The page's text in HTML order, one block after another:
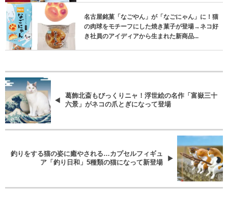
名古屋銘菓「なごやん」が「なごにゃん」に！猫
の肉球をモチーフにした焼き菓子が登場→ネコ好
き社員のアイディアから生まれた新商品...
葛飾北斎もびっくりニャ！浮世絵の名作「富嶽三十
六景」がネコの爪とぎになって登場
釣りをする猫の姿に癒やされる…カプセルフィギュ
ア「釣り日和」5種類の猫になって新登場